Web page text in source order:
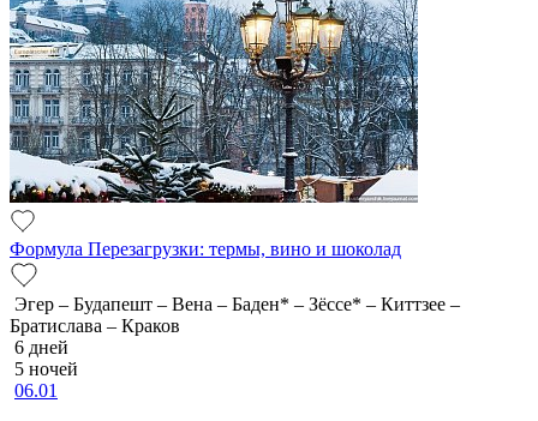
Формула Перезагрузки: термы, вино и шоколад
Эгер – Будапешт – Вена – Баден* – Зёссе* – Киттзее –
Братислава – Краков
6 дней
5 ночей
06.01